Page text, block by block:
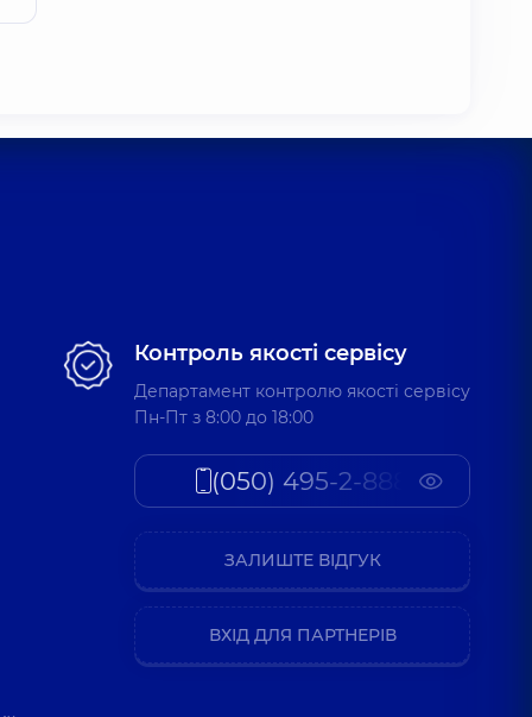
Контроль якості сервісу
Департамент контролю якості сервісу
Пн-Пт з 8:00 до 18:00
(050) 495-2-888
ЗАЛИШТЕ ВІДГУК
ВХІД ДЛЯ ПАРТНЕРІВ